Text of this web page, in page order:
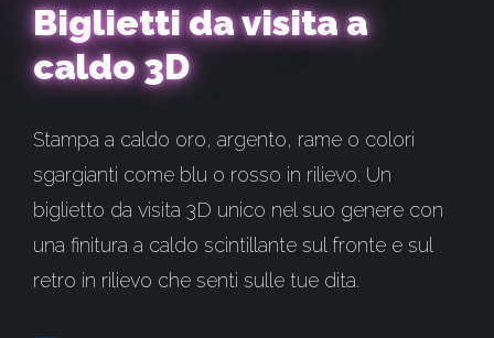
Biglietti da visita a
caldo 3D
Stampa a caldo oro, argento, rame o colori
sgargianti come blu o rosso in rilievo. Un
biglietto da visita 3D unico nel suo genere con
una finitura a caldo scintillante sul fronte e sul
retro in rilievo che senti sulle tue dita.